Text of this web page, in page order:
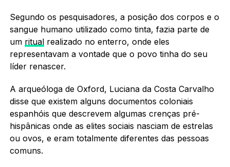
Segundo os pesquisadores, a posição dos corpos e o
sangue humano utilizado como tinta, fazia parte de
um ritualrealizado no enterro, onde eles
representavam a vontade que o povo tinha do seu
líder renascer.
A arqueóloga de Oxford, Luciana da Costa Carvalho
disse que existem alguns documentos coloniais
espanhóis que descrevem algumas crenças pré-
hispânicas onde as elites sociais nasciam de estrelas
ou ovos, e eram totalmente diferentes das pessoas
comuns.